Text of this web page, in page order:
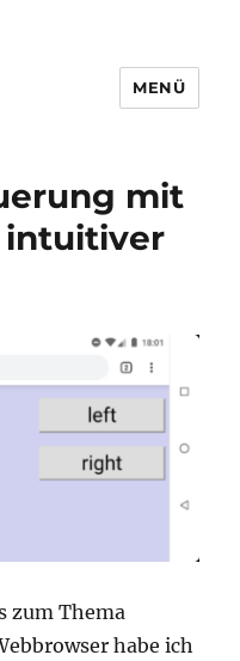
MENÜ
mit
intuitiver
zum Thema
habe ich